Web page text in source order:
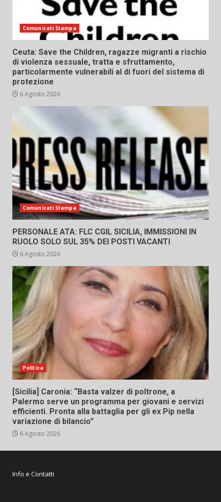
Comunicati Stampa
Ceuta: Save the Children, ragazze migranti a rischio
di violenza sessuale, tratta e sfruttamento,
particolarmente vulnerabili al di fuori del sistema di
protezione
6 Agosto 2026
Comunicati Stampa
PERSONALE ATA: FLC CGIL SICILIA, IMMISSIONI IN
RUOLO SOLO SUL 35% DEI POSTI VACANTI
6 Agosto 2026
Politica
[Sicilia] Caronia: “Basta valzer di poltrone, a
Palermo serve un programma per giovani e servizi
efficienti. Pronta alla battaglia per gli ex Pip nella
variazione di bilancio”
6 Agosto 2026
Info e Contatti